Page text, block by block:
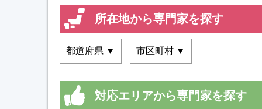
所在地から専門家を探す
対応エリアから専門家を探す